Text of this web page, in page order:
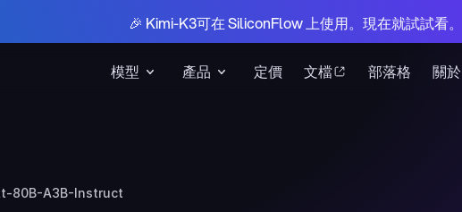
模型 產品 定價 文檔 部落格 關於
🎉 Kimi-K3可在 SiliconFlow 上使用。現在就試試看。
80B-A3B-Instruct